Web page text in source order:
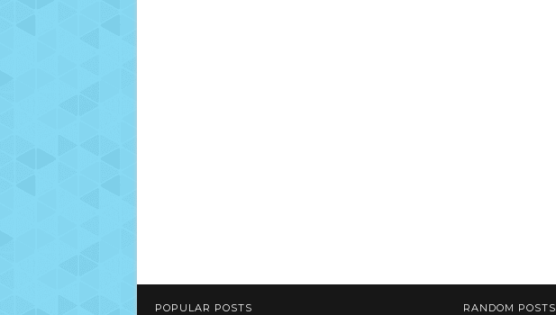
POPULAR POSTS RANDOM POSTS